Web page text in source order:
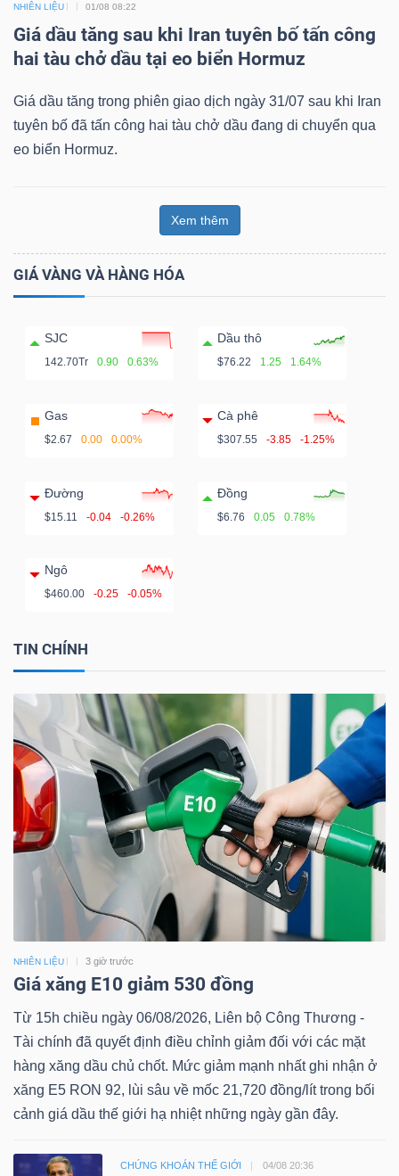
NHIÊN LIỆU 01/08 08:22
Giá dầu tăng sau khi Iran tuyên bố tấn công
hai tàu chở dầu tại eo biển Hormuz
Giá dầu tăng trong phiên giao dịch ngày 31/07 sau khi Iran
tuyên bố đã tấn công hai tàu chở dầu đang di chuyển qua
eo biển Hormuz.
Xem thêm
GIÁ VÀNG VÀ HÀNG HÓA
SJC
142.70Tr 0.90 0.63%
Dầu thô
$76.22 1.25 1.64%
Gas
$2.67 0.00 0.00%
Cà phê
$307.55 -3.85 -1.25%
Đường
$15.11 -0.04 -0.26%
Đồng
$6.76 0.05 0.78%
Ngô
$460.00 -0.25 -0.05%
TIN CHÍNH
NHIÊN LIỆU 3 giờ trước
Giá xăng E10 giảm 530 đồng
Từ 15h chiều ngày 06/08/2026, Liên bộ Công Thương -
Tài chính đã quyết định điều chỉnh giảm đối với các mặt
hàng xăng dầu chủ chốt. Mức giảm mạnh nhất ghi nhận ở
xăng E5 RON 92, lùi sâu về mốc 21,720 đồng/lít trong bối
cảnh giá dầu thế giới hạ nhiệt những ngày gần đây.
CHỨNG KHOÁN THẾ GIỚI 04/08 20:36